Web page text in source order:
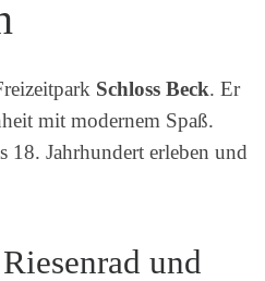
Schloss Beck. Er
mit modernem Spaß.
18. Jahrhundert erleben und
und